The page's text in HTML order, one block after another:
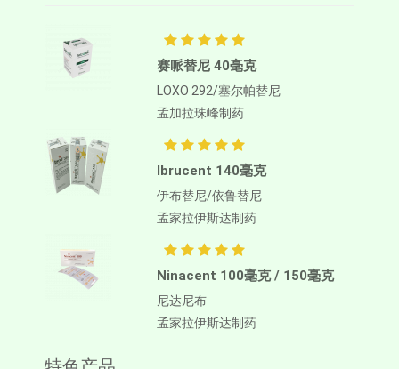
赛哌替尼 40毫克
LOXO 292/塞尔帕替尼
孟加拉珠峰制药
Ibrucent 140毫克
伊布替尼/依鲁替尼
孟家拉伊斯达制药
Ninacent 100毫克 / 150毫克
尼达尼布
孟家拉伊斯达制药